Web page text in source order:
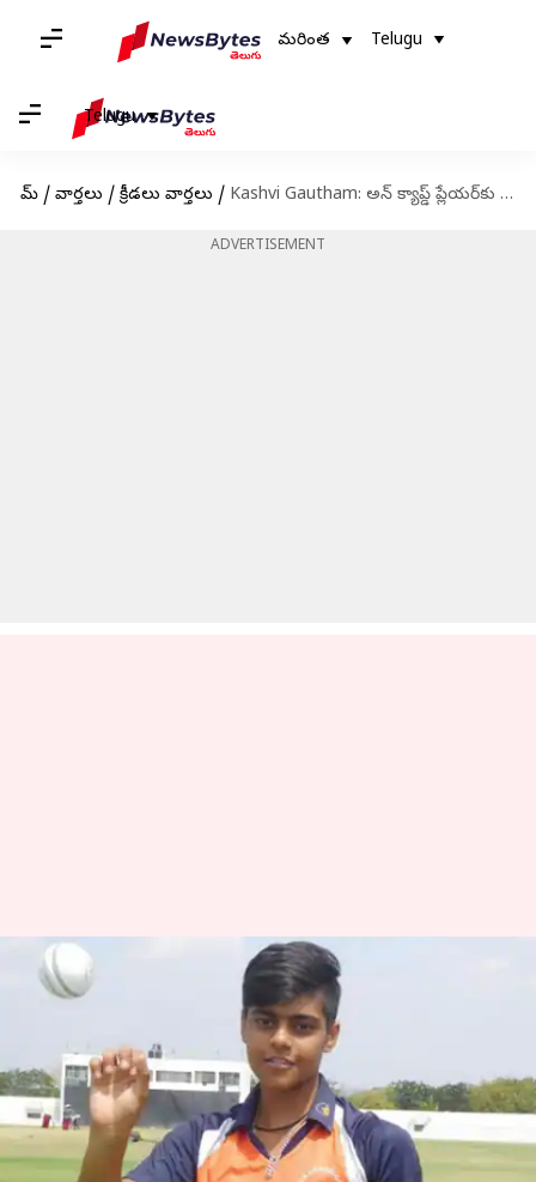
మరింత Telugu
Telugu
హోమ్ / వార్తలు / క్రీడలు వార్తలు / Kashvi Gautham: అన్ క్యాప్డ్ ప్లేయర్‌కు రూ. 2 కోట్లు.. అసలు కాశ్వీ గౌతమ్ ఎవరు?
ADVERTISEMENT
Kashvi Gautham: అన్ క్యాప్డ్
ప్లేయర్‌కు రూ. 2 కోట్లు.. అసలు కాశ్వీ
గౌతమ్ ఎవరు?
వ్రాసిన వారు Jayachandra Akuri Jan 02, 2024 03:29 pm
ఈ వార్తాకథనం ఏంటి